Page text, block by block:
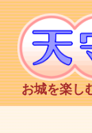
お城を楽し